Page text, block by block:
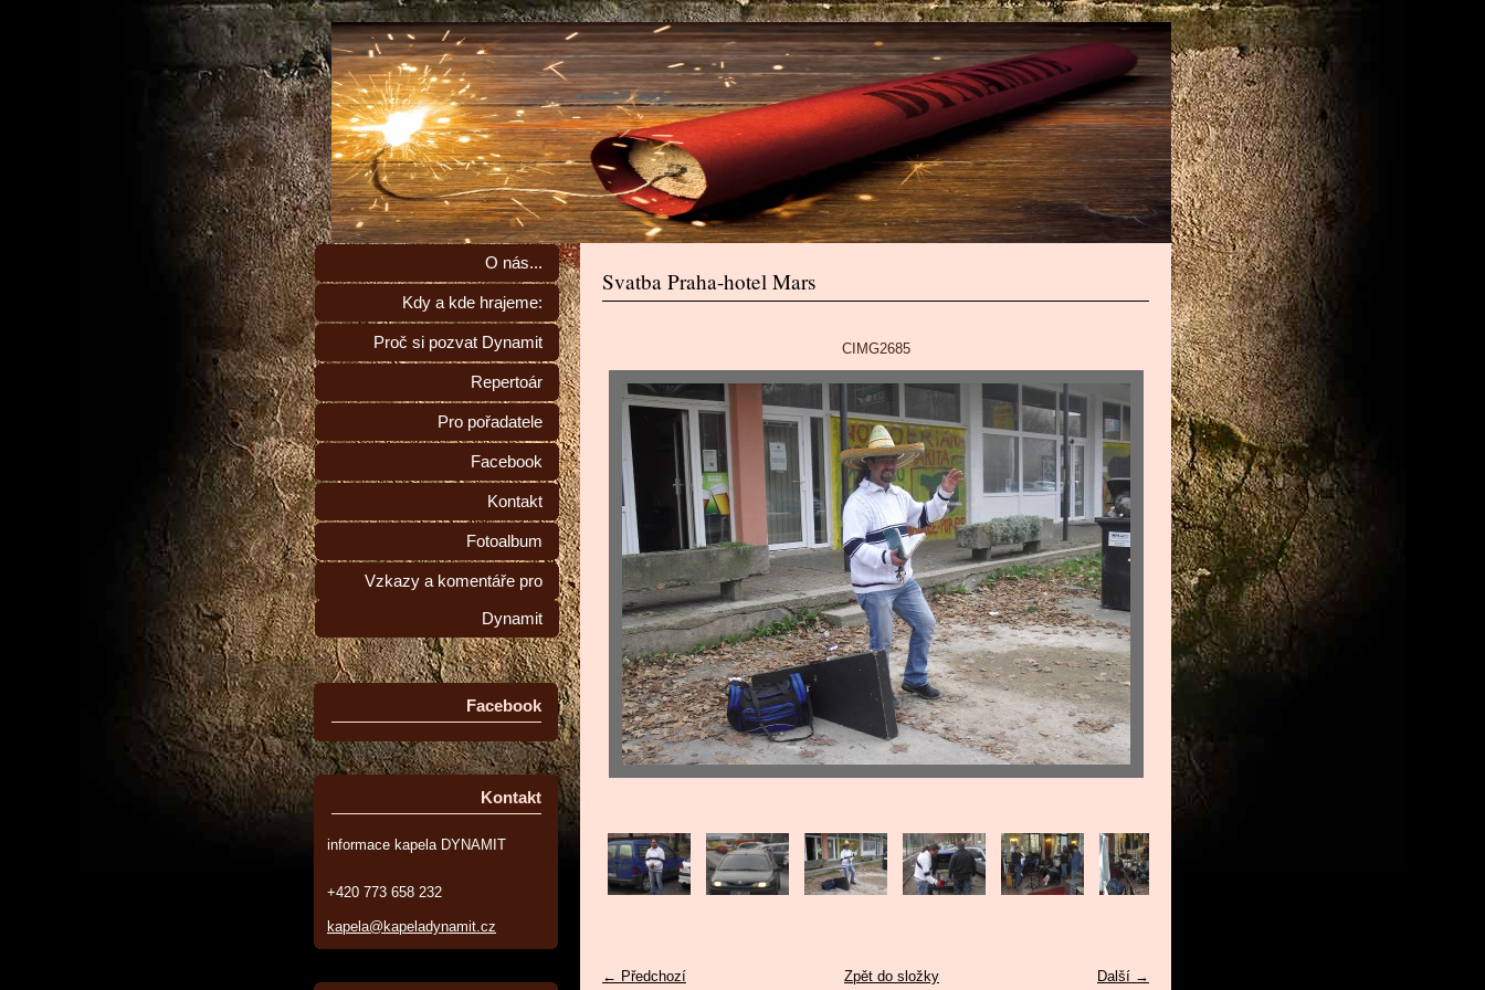
O nás...
Kdy a kde hrajeme:
Proč si pozvat Dynamit
Repertoár
Pro pořadatele
Facebook
Kontakt
Fotoalbum
Vzkazy a komentáře pro
Dynamit
Facebook
Kontakt
informace kapela DYNAMIT
+420 773 658 232
kapela@kapeladynamit.cz
Svatba Praha-hotel Mars
CIMG2685
← Předchozí Další →
Zpět do složky